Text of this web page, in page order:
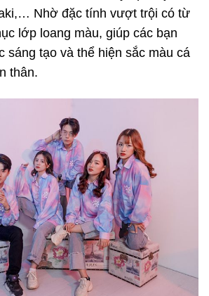
Nhờ đặc tính vượt trội có từ
lớp loang màu, giúp các bạn
sáng tạo và thể hiện sắc màu cá
thân.